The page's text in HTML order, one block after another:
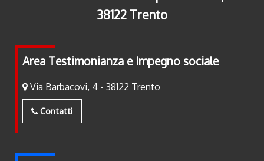
38122 Trento
Area Testimonianza e Impegno sociale
Via Barbacovi, 4 - 38122 Trento
Contatti